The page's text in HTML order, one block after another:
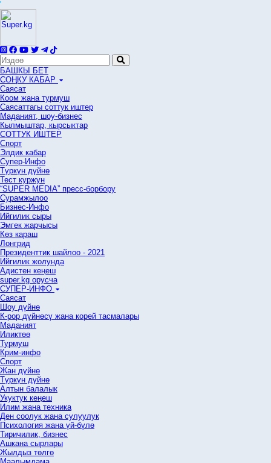
'
БАШКЫ БЕТ
СОҢКУ КАБАР
Саясат
Коом жана турмуш
Саясаттагы соттук иштер
Маданият, шоу-бизнес
Кылмыштар, кырсыктар
СОТТУК ИШТЕР
Спорт
Элдик кабар
Супер-Инфо
Түркүн дүйнө
Тест куржун
“SUPER MEDIA” пресс-борбору
Сурамжылоо
Бизнес-Инфо
Ийгилик сыры
Эмгек жарчысы
Көз караш
Лонгрид
Президенттик шайлоо - 2021
Ийгилик жолунда
Адистен кеңеш
super.kg орусча
СУПЕР-ИНФО
Саясат
Шоу дүйнө
К-рор дүйнөсү жана корей тасмалары
Маданият
Иликтөө
Турмуш
Крим-инфо
Спорт
Жан дүйнө
Түркүн дүйнө
Алтын балалык
Укуктук кеӊеш
Илим жана техника
Ден соолук жана сулуулук
Психология жана үй-бүлө
Тиричилик, бизнес
Ашкана сырлары
Жылдыз төлгө